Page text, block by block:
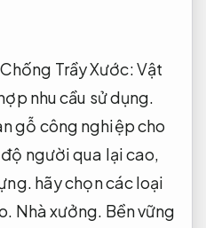
Trầy Xước:Vật
nhu cầu sử dụng.
gỗ công nghiệp cho
người qua lại cao,
hãy chọn các loại
Nhà xưởng. Bền vững